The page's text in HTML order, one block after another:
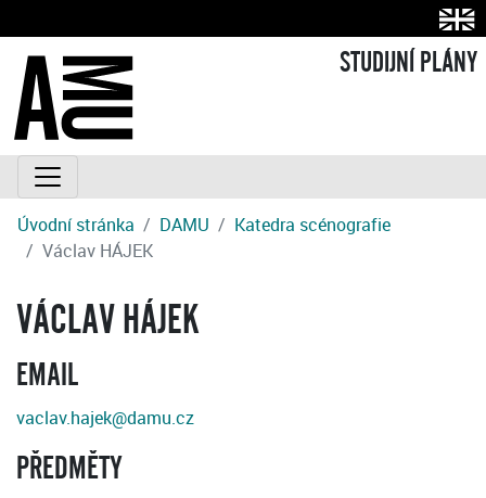
STUDIJNÍ PLÁNY
Úvodní stránka DAMU
Katedra scénografie
Václav HÁJEK
VÁCLAV HÁJEK
EMAIL
vaclav.hajek@damu.cz
PŘEDMĚTY